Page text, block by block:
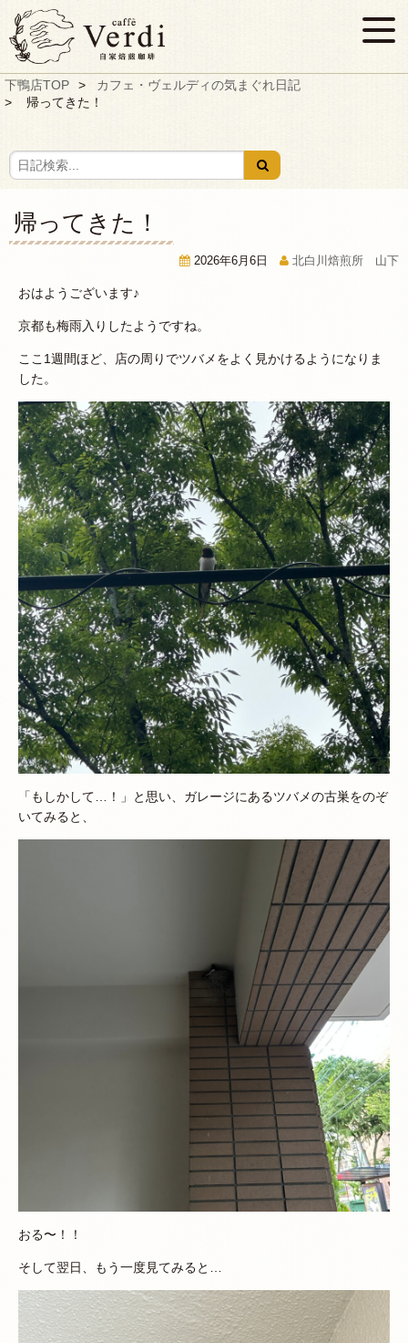
下鴨店TOP
カフェ・ヴェルディの気まぐれ日記
帰ってきた！
帰ってきた！
2026年6月6日 北白川焙煎所 山下
おはようございます♪
京都も梅雨入りしたようですね。
ここ1週間ほど、店の周りでツバメをよく見かけるようになりま
した。
「もしかして…！」と思い、ガレージにあるツバメの古巣をのぞ
いてみると、
おる〜！！
そして翌日、もう一度見てみると…